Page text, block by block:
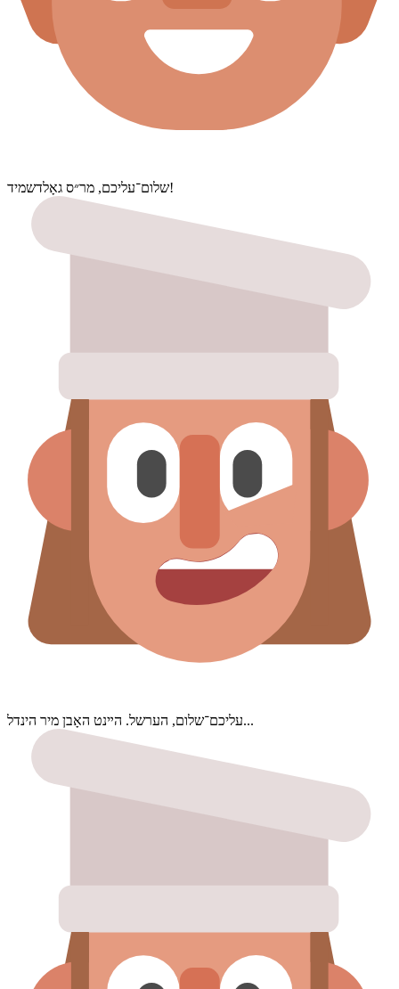
שלום־עליכם, מר״ס גאָלדשמיד!
עליכם־שלום, הערשל. הײנט האָבן מיר הינדל...